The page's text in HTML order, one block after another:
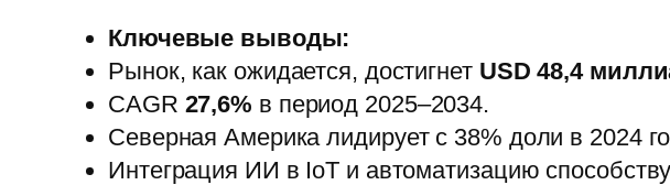
Ключевые выводы:
Рынок, как ожидается, достигнет USD 48,4
CAGR 27,6% в период 2025–2034.
Северная Америка лидирует с 38% доли в 2024
Интеграция ИИ в IoT и автоматизацию